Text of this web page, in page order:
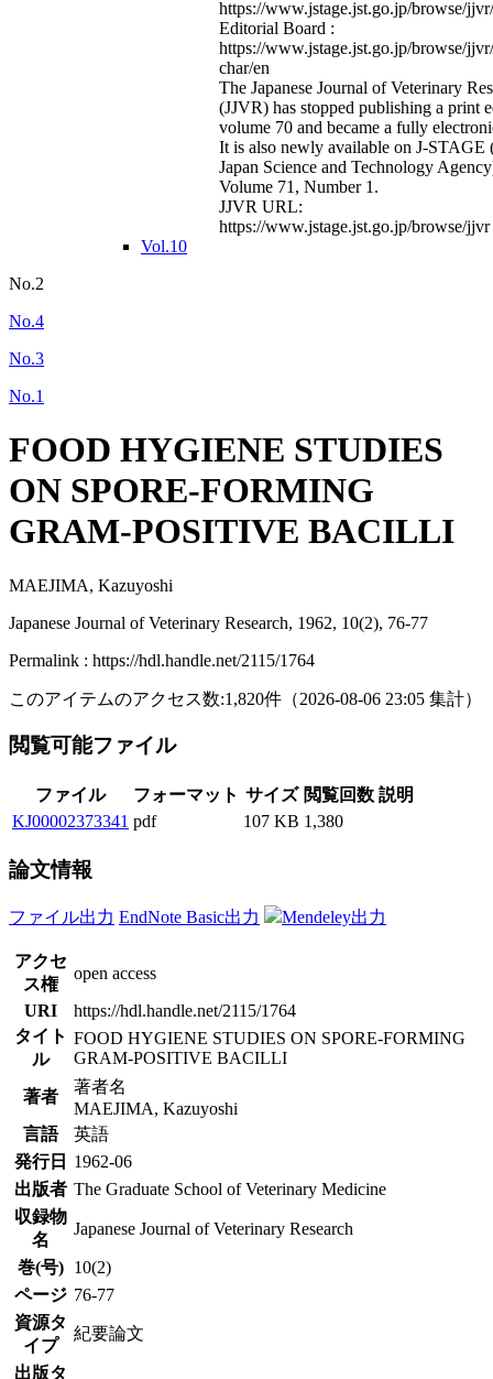
https://www.jstage.jst.go.jp/browse/
Editorial Board :
https://www.jstage.jst.go.jp/browse/
char/en
The Japanese Journal of Veterinary
(JJVR) has stopped publishing a print
volume 70 and became a fully
It is also newly available on J-STAGE
Japan Science and Technology
Volume 71, Number 1.
JJVR URL:
https://www.jstage.jst.go.jp/browse/jjvr
Vol.10
No.2
No.4
No.3
No.1
FOOD HYGIENE STUDIES
ON SPORE-FORMING
GRAM-POSITIVE BACILLI
MAEJIMA, Kazuyoshi
Japanese Journal of Veterinary Research, 1962, 10(2), 76-77
Permalink : https://hdl.handle.net/2115/1764
このアイテムのアクセス数:1,820件 （2026-08-06 23:05 集計）
閲覧可能ファイル
ファイル フォーマット サイズ 閲覧回数 説明
KJ00002373341 pdf 107 KB 1,380
論文情報
ファイル出力 EndNote Basic出力 Mendeley出力
アクセ
ス権
open access
URI
https://hdl.handle.net/2115/1764
タイト
ル
FOOD HYGIENE STUDIES ON SPORE-FORMING
GRAM-POSITIVE BACILLI
著者
著者名
MAEJIMA, Kazuyoshi
言語
英語
発行日
1962-06
出版者 The Graduate School of Veterinary Medicine
収録物
名
Japanese Journal of Veterinary Research
巻(号) 10(2)
ページ 76-77
資源タ
イプ
紀要論文
出版タ